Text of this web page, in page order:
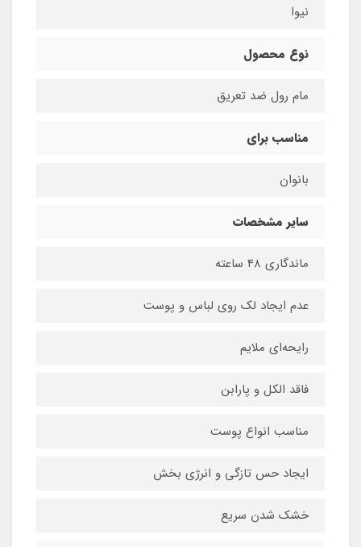
نیوا
نوع محصول
مام رول ضد تعریق
مناسب برای
بانوان
سایر مشخصات
ماندگاری 48 ساعته
عدم ایجاد لک روی لباس و پوست
رایحه‌ای ملایم
فاقد الکل و پارابن
مناسب انواع پوست
ایجاد حس تازگی و انرژی بخش
خشک شدن سریع